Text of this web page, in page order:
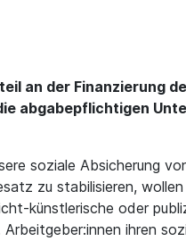
an der Finanzierung
abgabepflichtigen
soziale Absicherung
zu stabilisieren,
künstlerische oder
ihren